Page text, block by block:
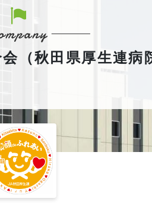
（秋田県厚生連病